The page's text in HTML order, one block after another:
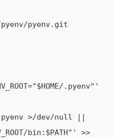
pyenv.git
.pyenv"'
pyenv >/dev/null ||
bin:$PATH"' >>